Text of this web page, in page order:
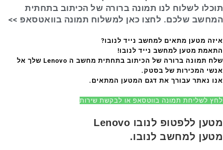
תוכלו לשלוח לנו תמונה ברורה של הכיתוב בתחתית
המחשב שלכם. לחצו כאן למשלוח תמונה בוואטסאפ >>
איזה מטען מתאים למחשב נייד לנובו?
התאמת מטען למחשב נייד לנובו!
שלח תמונה ברורה של הכיתוב בתחתית מחשב ה Lenovo שלך אל
אנשי המכירות של בסטק.
אנו נאתר עבורך את דגם המטען המתאים.
לחץ לשליחת תמונה בווטסאפ או לבקשת שירות
מטען ללפטופ לנובו Lenovo
מטען למחשב לנובו.